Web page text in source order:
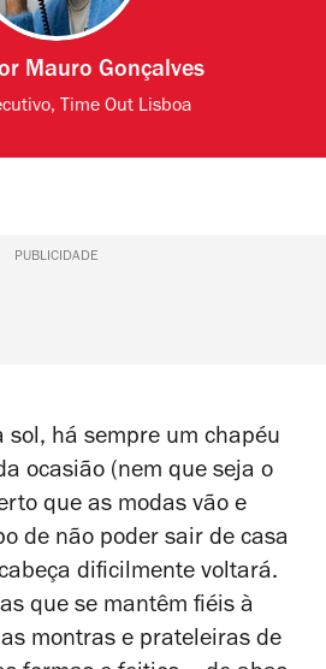
Mauro Gonçalves
Time Out Lisboa
PUBLICIDADE
sol, há sempre um chapéu
ocasião (nem que seja o
que as modas vão e
de não poder sair de casa
dificilmente voltará.
que se mantêm fiéis à
montras e prateleiras de